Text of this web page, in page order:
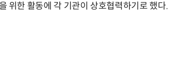
위한 활동에 각 기관이 상호협력하기로 했다.